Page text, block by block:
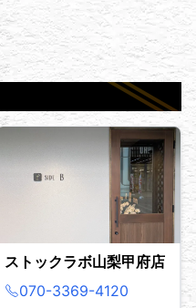
ストックラボ山梨甲府店
070-3369-4120